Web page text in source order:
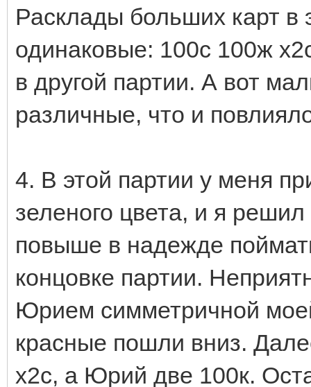
Расклады больших карт в
одинаковые: 100c 100ж
в другой партии. А вот
различные, что и
4. В этой партии у меня
зеленого цвета, и я
повыше в надежде
концовке партии.
Юрием симметричной
красные пошли вниз.
х2с, а Юрий две 100к.